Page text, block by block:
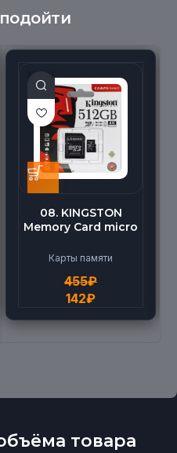
08. KINGSTON
Memory Card micro
Карты памяти
455₽
142₽
товара